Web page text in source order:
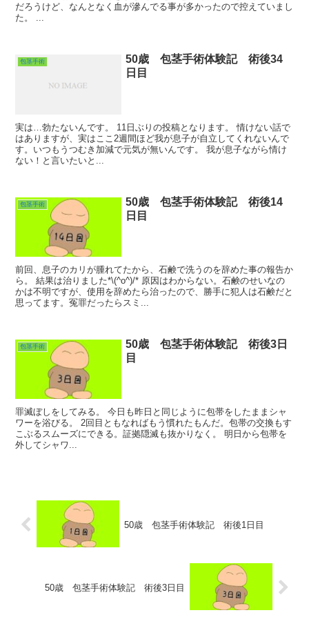
だろうけど、なんとなく血が滲んでる事が多かったので控えていまし
た。 ...
包茎手術
50歳 包茎手術体験記 術後34
日目
実は…勃たないんです。 11日ぶりの投稿となります。 情けない話で
はありますが、実はここ2週間ほど我が息子が自立してくれないんで
す。いつもうつむき加減で元気が無いんです。 我が息子ながら情け
ない！と言いたいと...
包茎手術
50歳 包茎手術体験記 術後14
日目
前回、息子のカリが腫れてたから、石鹸で洗うのを辞めた事の報告か
ら。 結果は治りました*\(^o^)/* 原因はわからない。石鹸のせいなの
かは不明ですが、使用を辞めたら治ったので、勝手に犯人は石鹸だと
思ってます。冤罪だったらスミ...
包茎手術
50歳 包茎手術体験記 術後3日
目
罪滅ぼしをしてみる。 今日も昨日と同じように包帯をしたままシャ
ワーを浴びる。 2回目ともなればもう慣れたもんだ。包帯の交換もす
こぶるスムーズにできる。証拠隠滅も抜かりなく。 明日から包帯を
外してシャワ...
50歳 包茎手術体験記 術後1日目
50歳 包茎手術体験記 術後3日目